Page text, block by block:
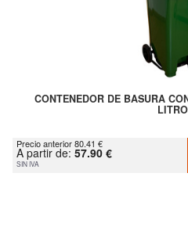
CONTENEDOR DE BASURA
Precio anterior 80.41 €
A partir de: 57.90 €
SIN IVA